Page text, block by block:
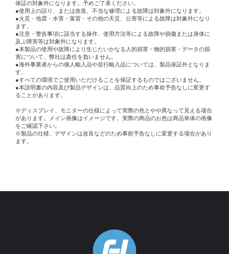
保証の対象外になります。予めご了承ください。
●使用上の誤り、または改造、不当な修理による故障は対象外になります。
●火災・地震・水害・落雷・その他の天災、公害等による故障は対象外になり
ます。
●注意・警告事項に該当する操作、使用方法等による故障や損傷または身体に
及ぶ障害等は対象外になります。
●本製品の使用や故障により生じたいかなる人的損害・物的損害・データの損
害について、弊社は責任を負いません。
●海外事業者からの個人輸入品や並行輸入品については、製品保証外となりま
す。
●すべての環境でご使用いただけることを保証するものではございません。
●本説明書の内容及び製品デザインは、品質向上のため事前予告なしに変更す
ることがあります。
※ディスプレイ、モニターの仕様によって実際の色とやや異なって見える場合
があります。メイン画像はイメージです。実際の商品のお色は商品単体の画像
をご確認下さい。
※製品の仕様、デザインは改良などのため事前予告なしに変更する場合があり
ます。